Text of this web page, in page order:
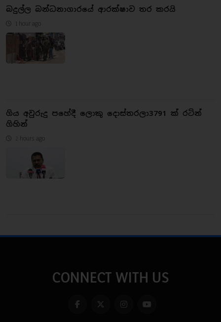
බදුල්ල බන්ධනාගාරයේ ආරක්ෂාව තර කරයි
1 hour ago
ගිය අවුරුදු පහේදී ලොකු දොස්තරලා3791 ක් රටින්
ගිහින්
2 hours ago
CONNECT WITH US